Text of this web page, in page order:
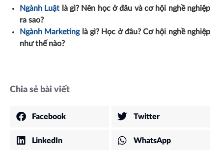
Ngành Luậtlà gì? Nên học ở đâu và cơ hội nghề nghiệp
ra sao?
Ngành Marketinglà gì? Học ở đâu? Cơ hội nghề nghiệp
như thế nào?
Chia sẻ bài viết
Facebook Twitter
LinkedIn WhatsApp